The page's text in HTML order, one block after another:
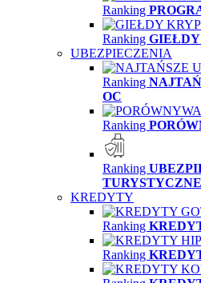
Ranking
Ranking
UBEZPIECZENIA
Ranking
OC
Ranking
Ranking
TURYSTYCZNE
KREDYTY
Ranking
Ranking